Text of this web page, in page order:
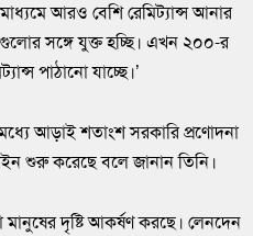
মাধ্যমে আরও বেশি রেমিট্যান্স আনার
সঙ্গে যুক্ত হচ্ছি। এখন ২০০-র
পাঠানো যাচ্ছে।’
আড়াই শতাংশ সরকারি প্রণোদনা
শুরু করেছে বলে জানান তিনি।
মানুষের দৃষ্টি আকর্ষণ করছে। লেনদেন